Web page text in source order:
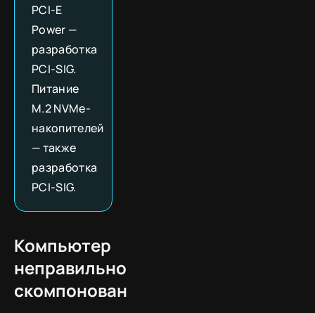
PCI-E
Power —
разработка
PCI-SIG.
Питание
M.2 NVMe-
накопителей
— также
разработка
PCI-SIG.
Компьютер
неправильно
скомпонован